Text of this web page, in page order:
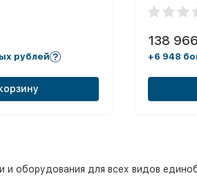
рублей
138 966
+6 948
и оборудования для всех видов